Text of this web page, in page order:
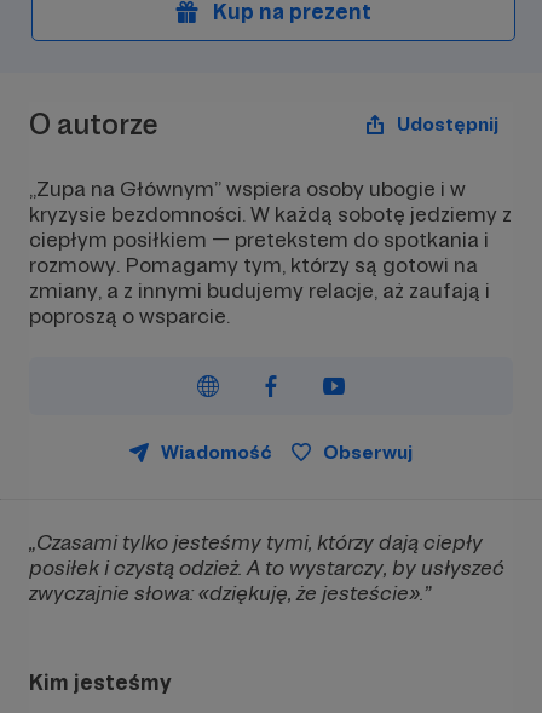
Kup na prezent
O autorze Udostępnij
„Zupa na Głównym” wspiera osoby ubogie i w
kryzysie bezdomności. W każdą sobotę jedziemy z
ciepłym posiłkiem — pretekstem do spotkania i
rozmowy. Pomagamy tym, którzy są gotowi na
zmiany, a z innymi budujemy relacje, aż zaufają i
poproszą o wsparcie.
Wiadomość Obserwuj
„Czasami tylko jesteśmy tymi, którzy dają ciepły
posiłek i czystą odzież. A to wystarczy, by usłyszeć
zwyczajnie słowa: «dziękuję, że jesteście».”
Kim jesteśmy